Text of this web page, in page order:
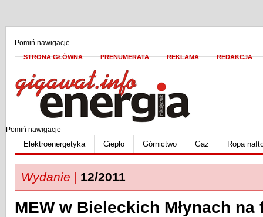
Pomiń nawigacje
STRONA GŁÓWNA PRENUMERATA REKLAMA REDAKCJA
Pomiń nawigacje
Elektroenergetyka Ciepło Górnictwo Gaz Ropa
Wydanie | 12/2011
MEW w Bieleckich Młynach na